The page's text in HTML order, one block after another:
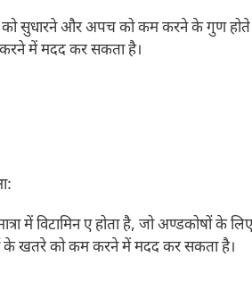
सुधारने और अपच को कम करने के गुण होते
में मदद कर सकता है।
में विटामिन ए होता है, जो अण्डकोषों के
के खतरे को कम करने में मदद कर सकता है।